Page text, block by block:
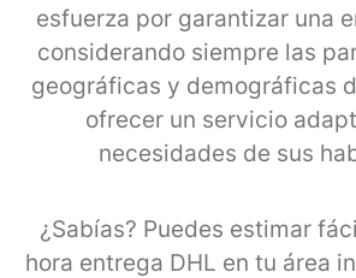
esfuerza por garantizar una
considerando siempre las
geográficas y demográficas
ofrecer un servicio
necesidades de sus
¿Sabías? Puedes estimar
hora entrega DHL en tu área